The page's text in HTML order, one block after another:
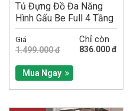
Tủ Đựng Đồ Đa Năng
Hình Gấu Be Full 4 Tầng
Giá
1.499.000 đ
Chỉ còn
836.000 đ
Mua Ngay